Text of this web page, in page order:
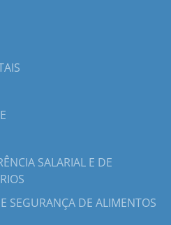
SALARIAL E DE
SEGURANÇA DE ALIMENTOS